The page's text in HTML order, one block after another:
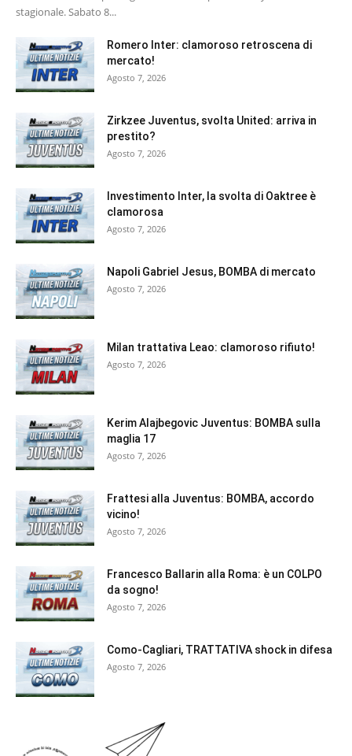
stagionale. Sabato 8...
Romero Inter: clamoroso retroscena di
mercato!
Agosto 7, 2026
Zirkzee Juventus, svolta United: arriva in
prestito?
Agosto 7, 2026
Investimento Inter, la svolta di Oaktree è
clamorosa
Agosto 7, 2026
Napoli Gabriel Jesus, BOMBA di mercato
Agosto 7, 2026
Milan trattativa Leao: clamoroso rifiuto!
Agosto 7, 2026
Kerim Alajbegovic Juventus: BOMBA sulla
maglia 17
Agosto 7, 2026
Frattesi alla Juventus: BOMBA, accordo
vicino!
Agosto 7, 2026
Francesco Ballarin alla Roma: è un COLPO
da sogno!
Agosto 7, 2026
Como-Cagliari, TRATTATIVA shock in difesa
Agosto 7, 2026